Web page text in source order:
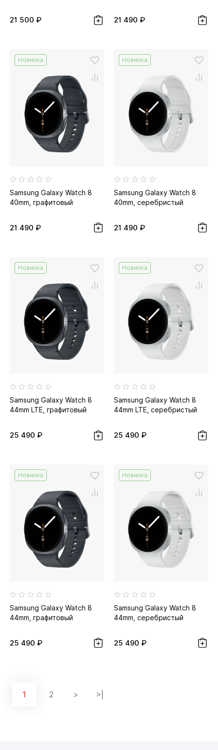
21 500 ₽ 21 490 ₽
Новинка
Samsung Galaxy Watch 8
40mm, графитовый
21 490 ₽
Новинка
Samsung Galaxy Watch 8
40mm, серебристый
21 490 ₽
Новинка
Samsung Galaxy Watch 8
44mm LTE, графитовый
25 490 ₽
Новинка
Samsung Galaxy Watch 8
44mm LTE, серебристый
25 490 ₽
Новинка
Samsung Galaxy Watch 8
44mm, графитовый
25 490 ₽
Новинка
Samsung Galaxy Watch 8
44mm, серебристый
25 490 ₽
1 2 > >|